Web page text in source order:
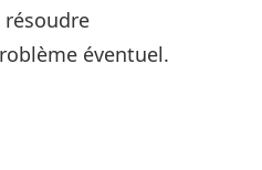
éventuel.